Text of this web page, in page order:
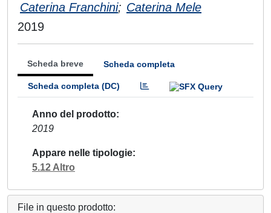
Caterina Franchini; Caterina Mele
2019
Scheda breve Scheda completa
Scheda completa (DC)
Anno del prodotto
2019
Appare nelle tipologie
5.12 Altro
File in questo prodotto: